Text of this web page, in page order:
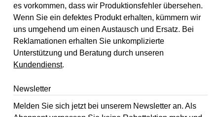
es vorkommen, dass wir Produktionsfehler übersehen.
Wenn Sie ein defektes Produkt erhalten, kümmern wir
uns umgehend um einen Austausch und Ersatz. Bei
Reklamationen erhalten Sie unkomplizierte
Unterstützung und Beratung durch unseren
Kundendienst.
Newsletter
Melden Sie sich jetzt bei unserem Newsletter an. Als